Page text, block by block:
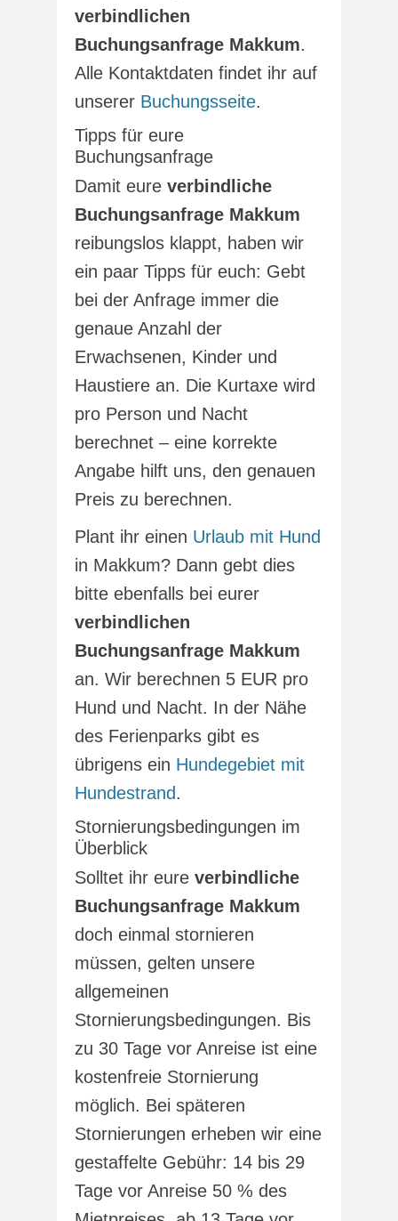
verbindlichen
Buchungsanfrage Makkum.
Alle Kontaktdaten findet ihr auf
unserer Buchungsseite.
Tipps für eure
Buchungsanfrage
Damit eure verbindliche
Buchungsanfrage Makkum
reibungslos klappt, haben wir
ein paar Tipps für euch: Gebt
bei der Anfrage immer die
genaue Anzahl der
Erwachsenen, Kinder und
Haustiere an. Die Kurtaxe wird
pro Person und Nacht
berechnet – eine korrekte
Angabe hilft uns, den genauen
Preis zu berechnen.
Plant ihr einen Urlaub mit Hund
in Makkum? Dann gebt dies
bitte ebenfalls bei eurer
verbindlichen
Buchungsanfrage Makkum
an. Wir berechnen 5 EUR pro
Hund und Nacht. In der Nähe
des Ferienparks gibt es
übrigens ein Hundegebiet mit
Hundestrand.
Stornierungsbedingungen im
Überblick
Solltet ihr eure verbindliche
Buchungsanfrage Makkum
doch einmal stornieren
müssen, gelten unsere
allgemeinen
Stornierungsbedingungen. Bis
zu 30 Tage vor Anreise ist eine
kostenfreie Stornierung
möglich. Bei späteren
Stornierungen erheben wir eine
gestaffelte Gebühr: 14 bis 29
Tage vor Anreise 50 % des